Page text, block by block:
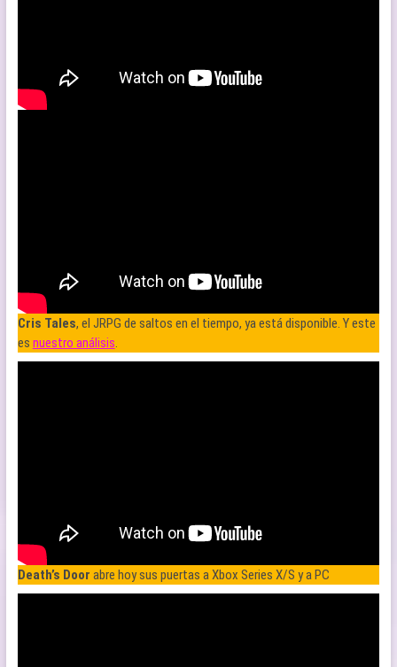
Cris Tales, el JRPG de saltos en el tiempo, ya está disponible. Y este
es nuestro análisis.
Death’s Door abre hoy sus puertas a Xbox Series X/S y a PC